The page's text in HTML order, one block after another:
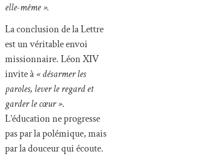
elle-même ».
La conclusion de la Lettre
est un véritable envoi
missionnaire. Léon XIV
invite à« désarmer les
paroles, lever le regard et
garder le cœur ».
L’éducation ne progresse
pas par la polémique, mais
par la douceur qui écoute.